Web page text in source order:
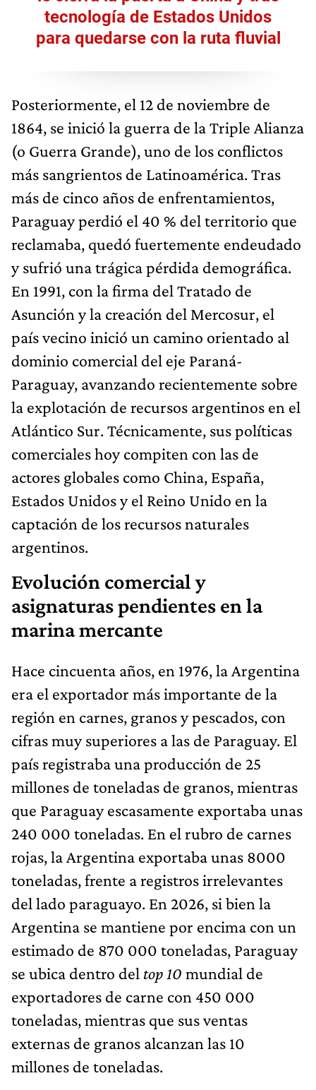
tecnología de Estados Unidos
para quedarse con la ruta fluvial
Posteriormente, el 12 de noviembre de
1864, se inició la guerra de la Triple Alianza
(o Guerra Grande), uno de los conflictos
más sangrientos de Latinoamérica. Tras
más de cinco años de enfrentamientos,
Paraguay perdió el 40 % del territorio que
reclamaba, quedó fuertemente endeudado
y sufrió una trágica pérdida demográfica.
En 1991, con la firma del Tratado de
Asunción y la creación del Mercosur, el
país vecino inició un camino orientado al
dominio comercial del eje Paraná-
Paraguay, avanzando recientemente sobre
la explotación de recursos argentinos en el
Atlántico Sur. Técnicamente, sus políticas
comerciales hoy compiten con las de
actores globales como China, España,
Estados Unidos y el Reino Unido en la
captación de los recursos naturales
argentinos.
Evolución comercial y
asignaturas pendientes en la
marina mercante
Hace cincuenta años, en 1976, la Argentina
era el exportador más importante de la
región en carnes, granos y pescados, con
cifras muy superiores a las de Paraguay. El
país registraba una producción de 25
millones de toneladas de granos, mientras
que Paraguay escasamente exportaba unas
240 000 toneladas. En el rubro de carnes
rojas, la Argentina exportaba unas 8000
toneladas, frente a registros irrelevantes
del lado paraguayo. En 2026, si bien la
Argentina se mantiene por encima con un
estimado de 870 000 toneladas, Paraguay
se ubica dentro del top 10 mundial de
exportadores de carne con 450 000
toneladas, mientras que sus ventas
externas de granos alcanzan las 10
millones de toneladas.